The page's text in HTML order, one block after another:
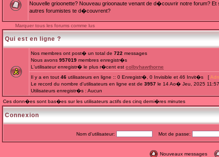
Nouvelle grioonette? Nouveau grioonaute venant de d�couvrir notre forum?
autres forumistes te d�couvrent?
Marquer tous les forums comme lus
Qui est en ligne ?
Nos membres ont post� un total de 722 messages
Nous avons 957019 membres enregistr�s
L'utilisateur enregistr� le plus r�cent est colbyhawthorne
Il y a en tout 46 utilisateurs en ligne :: 0 Enregistr�, 0 Invisible et 46 Invit�s [
Le record du nombre d'utilisateurs en ligne est de 3957 le 14 Ao� Jeu, 2025
Utilisateurs enregistr�s : Aucun
Ces donn�es sont bas�es sur les utilisateurs actifs des cinq derni�res minutes
Connexion
Nom d'utilisateur: Mot de passe:
Nouveaux messages